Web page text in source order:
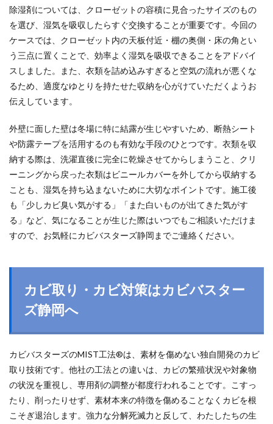
除湿剤については、クローゼットの容積に見合ったサイズのもの
を選び、湿気を吸収したらすぐ交換することが重要です。今回の
ケースでは、クローゼット内の天板付近・棚の奥側・床の角とい
う三点に置くことで、効率よく湿気を吸収できることをアドバイ
スしました。また、衣類を詰め込みすぎると空気の流れが悪くな
るため、適度なゆとりを持たせた収納を心がけていただくようお
伝えしています。
外壁に面した壁は冬場に特に結露が生じやすいため、断熱シート
や防露テープを活用するのも有効な手段のひとつです。衣類を収
納する際は、洗濯直後に完全に乾燥させてからしまうこと、クリ
ーニングから戻った衣類はビニールカバーを外してから収納する
ことも、湿気を持ち込まないために大切なポイントです。施工後
も「少しカビ臭い気がする」「また白いものが出てきた気がす
る」など、気になることが生じた際はいつでもご相談いただけま
すので、お気軽にカビバスターズ静岡までご連絡ください。
カビ取り・カビ対策はカビバスター
ズ静岡へ
カビバスターズのMIST工法®は、素材を傷めない独自開発のカビ
取り技術です。他社の工法との違いは、カビの繁殖状況や対象物
の状況を重視し、専用剤の調整が都度行われることです。こすっ
たり、削ったりせず、素材本来の特徴を傷めることなくカビを根
こそぎ退治します。強力な分解死滅力と反して、わたしたちの生